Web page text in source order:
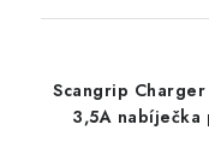
Scangrip
3,5A nabíječka